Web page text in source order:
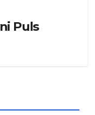
Puls